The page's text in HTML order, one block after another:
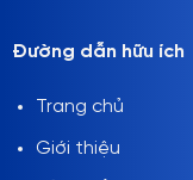
Đường dẫn hữu ích
Trang chủ
Giới thiệu